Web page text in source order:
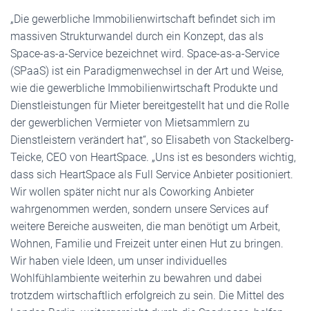
„Die gewerbliche Immobilienwirtschaft befindet sich im
massiven Strukturwandel durch ein Konzept, das als
Space-as-a-Service bezeichnet wird. Space-as-a-Service
(SPaaS) ist ein Paradigmenwechsel in der Art und Weise,
wie die gewerbliche Immobilienwirtschaft Produkte und
Dienstleistungen für Mieter bereitgestellt hat und die Rolle
der gewerblichen Vermieter von Mietsammlern zu
Dienstleistern verändert hat“, so Elisabeth von Stackelberg-
Teicke, CEO von HeartSpace. „Uns ist es besonders wichtig,
dass sich HeartSpace als Full Service Anbieter positioniert.
Wir wollen später nicht nur als Coworking Anbieter
wahrgenommen werden, sondern unsere Services auf
weitere Bereiche ausweiten, die man benötigt um Arbeit,
Wohnen, Familie und Freizeit unter einen Hut zu bringen.
Wir haben viele Ideen, um unser individuelles
Wohlfühlambiente weiterhin zu bewahren und dabei
trotzdem wirtschaftlich erfolgreich zu sein. Die Mittel des